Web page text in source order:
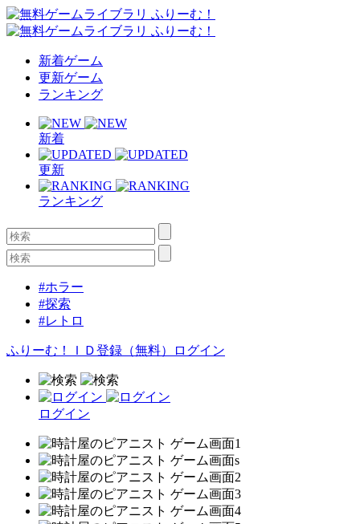
新着ゲーム
更新ゲーム
ランキング
新着
更新
ランキング
#ホラー
#探索
#レトロ
ふりーむ！ＩＤ登録（無料） ログイン
ログイン